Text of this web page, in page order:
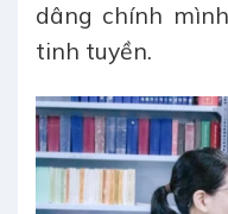
dâng chính
tinh tuyền.